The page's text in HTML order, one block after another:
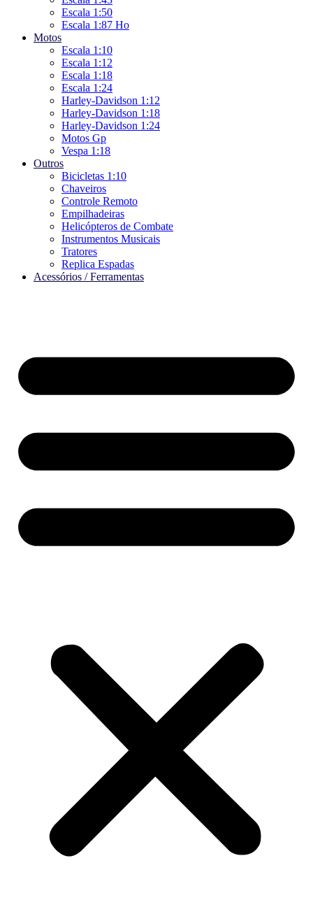
Escala 1:50
Escala 1:87 Ho
Motos
Escala 1:10
Escala 1:12
Escala 1:18
Escala 1:24
Harley-Davidson 1:12
Harley-Davidson 1:18
Harley-Davidson 1:24
Motos Gp
Vespa 1:18
Outros
Bicicletas 1:10
Chaveiros
Controle Remoto
Empilhadeiras
Helicópteros de Combate
Instrumentos Musicais
Tratores
Replica Espadas
Acessórios / Ferramentas